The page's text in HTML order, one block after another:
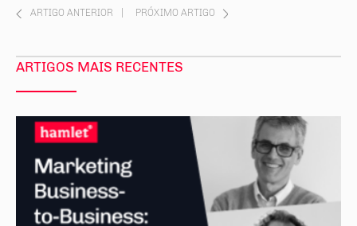
ARTIGO ANTERIOR PRÓXIMO ARTIGO
ARTIGOS MAIS RECENTES